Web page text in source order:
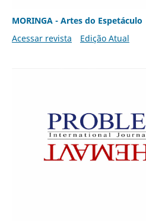
MORINGA - Artes do Espetáculo
Acessar revista
Edição Atual